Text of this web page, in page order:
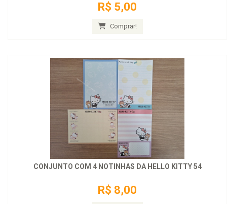
R$ 5,00
Comprar!
CONJUNTO COM 4 NOTINHAS DA HELLO KITTY 54
R$ 8,00